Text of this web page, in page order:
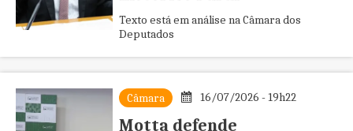
Texto está em análise na Câmara dos
Deputados
Câmara 16/07/2026 - 19h22
Motta defende